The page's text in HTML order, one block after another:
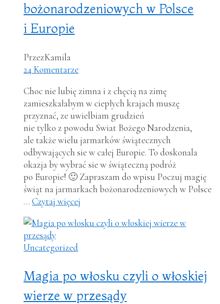
bożonarodzeniowych w Polsce
i Europie
PrzezKamila
24 Komentarze
Choc nie lubię zimna i z chęcią na zimę
zamieszkałabym w ciepłych krajach muszę
przyznać, ze uwielbiam grudzień
nie tylko z powodu Swiat Bożego Narodzenia,
ale także wielu jarmarków świątecznych
odbywających sie w całej Europie. To doskonala
okazja by wybrać sie w świąteczną podróż
po Europie! 🙂 Zapraszam do wpisu Poczuj magię
świąt na jarmarkach bożonarodzeniowych w Polsce
… Czytaj więcej
Uncategorized
Magia po włosku czyli o włoskiej
wierze w przesądy